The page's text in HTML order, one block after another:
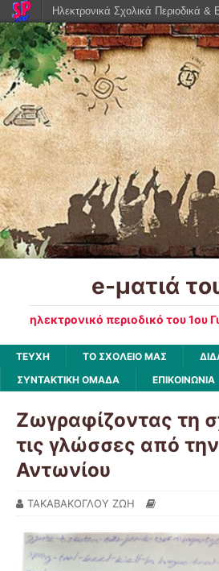
e-ματιά
ηλεκτρονικό περιοδικό του 1ου
ΤΕΥΧΗ ΤΟ ΣΧΟΛΕΙΟ ΜΑΣ
ΣΥΝΤΑΚΤΙΚΗ ΟΜΑΔΑ
ΕΠΙΚΟΙΝΩΝΙΑ
Ζωγραφίζοντας τη
τις γλώσσες από την
Αντωνίου
ΤΑΚΑΒΑΚΟΓΛΟΥ ΖΩΗ
Ηλεκτρονικά Σχολικά Περιοδικά &